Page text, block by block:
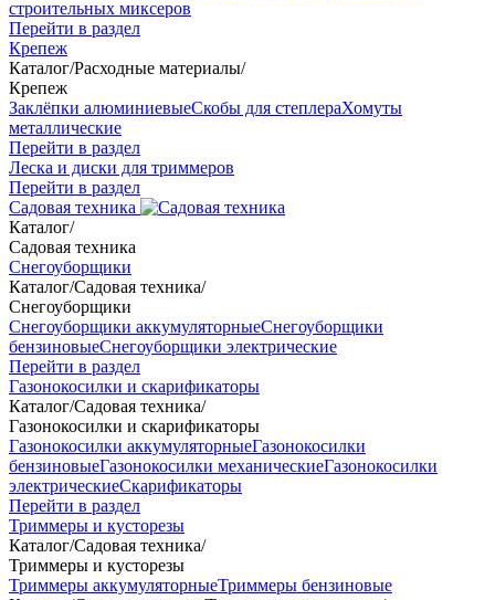
строительных миксеров
Перейти в раздел
Крепеж
Каталог/Расходные материалы/
Крепеж
Заклёпки алюминиевыеСкобы для степлераХомуты
металлические
Перейти в раздел
Леска и диски для триммеров
Перейти в раздел
Садовая техника
Каталог/
Садовая техника
Снегоуборщики
Каталог/Садовая техника/
Снегоуборщики
Снегоуборщики аккумуляторныеСнегоуборщики
бензиновыеСнегоуборщики электрические
Перейти в раздел
Газонокосилки и скарификаторы
Каталог/Садовая техника/
Газонокосилки и скарификаторы
Газонокосилки аккумуляторныеГазонокосилки
бензиновыеГазонокосилки механическиеГазонокосилки
электрическиеСкарификаторы
Перейти в раздел
Триммеры и кусторезы
Каталог/Садовая техника/
Триммеры и кусторезы
Триммеры аккумуляторныеТриммеры бензиновые